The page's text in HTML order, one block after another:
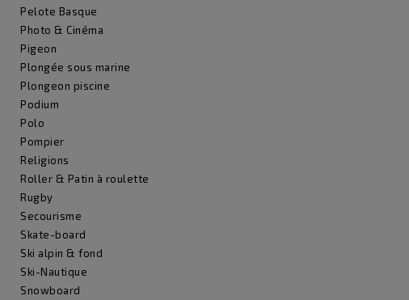
Pelote Basque
Photo & Cinéma
Pigeon
Plongée sous marine
Plongeon piscine
Podium
Polo
Pompier
Religions
Roller & Patin à roulette
Rugby
Secourisme
Skate-board
Ski alpin & fond
Ski-Nautique
Snowboard